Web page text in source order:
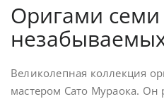
Оригами семи
Великолепная коллекция
мастером Сато Мураока. Он